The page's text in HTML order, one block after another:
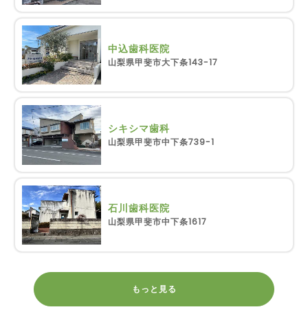
中込歯科医院
山梨県甲斐市大下条143-17
シキシマ歯科
山梨県甲斐市中下条739-1
石川歯科医院
山梨県甲斐市中下条1617
もっと見る